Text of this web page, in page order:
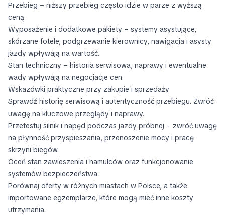
Przebieg – niższy przebieg często idzie w parze z wyższą
ceną.
Wyposażenie i dodatkowe pakiety – systemy asystujące,
skórzane fotele, podgrzewanie kierownicy, nawigacja i asysty
jazdy wpływają na wartość.
Stan techniczny – historia serwisowa, naprawy i ewentualne
wady wpływają na negocjacje cen.
Wskazówki praktyczne przy zakupie i sprzedaży
Sprawdź historię serwisową i autentyczność przebiegu. Zwróć
uwagę na kluczowe przeglądy i naprawy.
Przetestuj silnik i napęd podczas jazdy próbnej – zwróć uwagę
na płynność przyspieszania, przenoszenie mocy i pracę
skrzyni biegów.
Oceń stan zawieszenia i hamulców oraz funkcjonowanie
systemów bezpieczeństwa.
Porównaj oferty w różnych miastach w Polsce, a także
importowane egzemplarze, które mogą mieć inne koszty
utrzymania.